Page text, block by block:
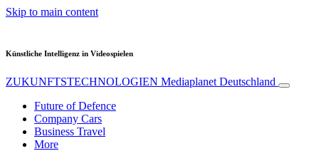
Skip to main content
Künstliche Intelligenz in Videospielen
ZUKUNFTSTECHNOLOGIEN Mediaplanet Deutschland
Future of Defence
Company Cars
Business Travel
More